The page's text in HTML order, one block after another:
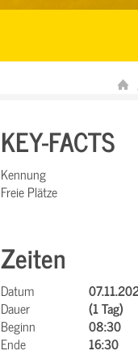
KEY-FACTS
Kennung
Freie Plätze
Zeiten
Datum
Dauer
(1 Tag)
Beginn
08:30
Ende
16:30